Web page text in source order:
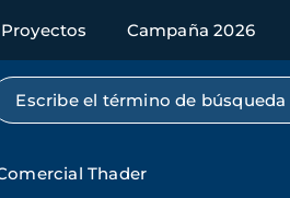
Proyectos Campaña 2026
Búsqueda por texto completo
Thader